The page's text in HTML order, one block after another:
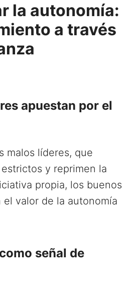
la autonomía:
a través
apuestan por el
malos líderes, que
y reprimen la
propia, los buenos
valor de la autonomía
señal de